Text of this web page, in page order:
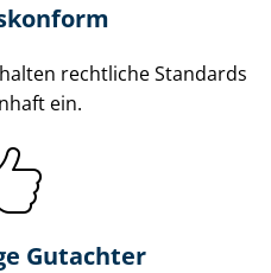
rechtliche Standards
ein.
Gutachter